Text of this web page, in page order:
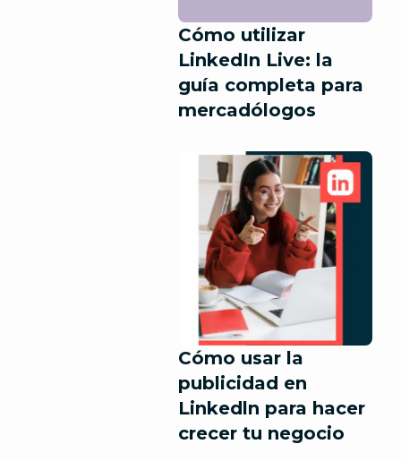
Cómo utilizar
LinkedIn Live: la
guía completa para
mercadólogos
Cómo usar la
publicidad en
Linkedln para hacer
crecer tu negocio